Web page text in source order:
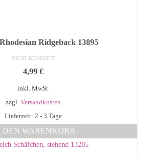
Ridgeback 13895
NICHT BEWERTET
4,99 €
inkl. MwSt.
zzgl. Versandkosten
Lieferzeit: 2 - 3 Tage
DEN WARENKORB